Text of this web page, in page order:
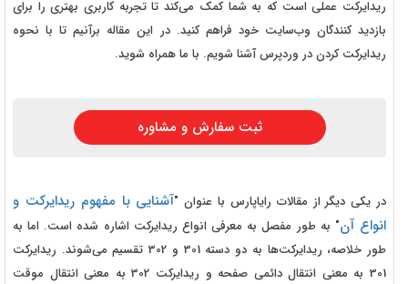
ریدایرکت عملی است که به شما کمک می‌کند تا تجربه کاربری بهتری را برای
بازدید کنندگان وب‌سایت خود فراهم کنید. در این مقاله برآنیم تا با نحوه
ریدایرکت کردن در وردپرس آشنا شویم. با ما همراه شوید.
ثبت سفارش و مشاوره
در یکی دیگر از مقالات رایاپارس با عنوان "آشنایی با مفهوم ریدایرکت و
انواع آن" به طور مفصل به معرفی انواع ریدایرکت اشاره شده است. اما به
طور خلاصه، ریدایرکت‌ها به دو دسته 301 و 302 تقسیم می‌شوند. ریدایرکت
301 به معنی انتقال دائمی صفحه و ریدایرکت 302 به معنی انتقال موقت